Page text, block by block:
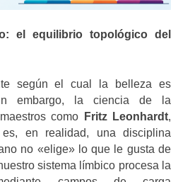
el equilibrio topológico del
según el cual la belleza es
embargo, la ciencia de la
como
Fritz Leonhardt,
en realidad, una disciplina
no «elige» lo que le gusta de
sistema límbico procesa la